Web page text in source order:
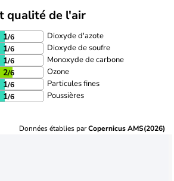
qualité de l'air
1/6 Dioxyde d'azote
1/6 Dioxyde de soufre
1/6 Monoxyde de carbone
2/6 Ozone
1/6 Particules fines
1/6 Poussières
Données établies parCopernicus AMS(2026)